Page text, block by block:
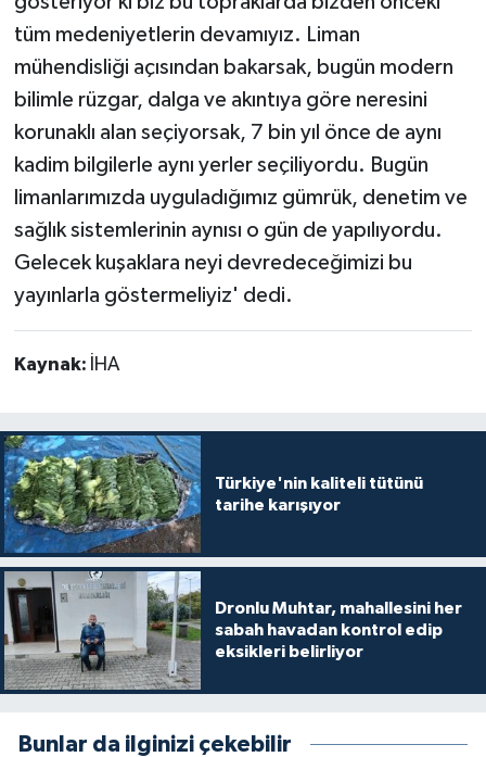
tüm medeniyetlerin devamıyız. Liman
mühendisliği açısından bakarsak, bugün modern
bilimle rüzgar, dalga ve akıntıya göre neresini
korunaklı alan seçiyorsak, 7 bin yıl önce de aynı
kadim bilgilerle aynı yerler seçiliyordu. Bugün
limanlarımızda uyguladığımız gümrük, denetim ve
sağlık sistemlerinin aynısı o gün de yapılıyordu.
Gelecek kuşaklara neyi devredeceğimizi bu
yayınlarla göstermeliyiz' dedi.
Kaynak: İHA
Türkiye'nin kaliteli tütünü
tarihe karışıyor
Dronlu Muhtar, mahallesini her
sabah havadan kontrol edip
eksikleri belirliyor
Bunlar da ilginizi çekebilir